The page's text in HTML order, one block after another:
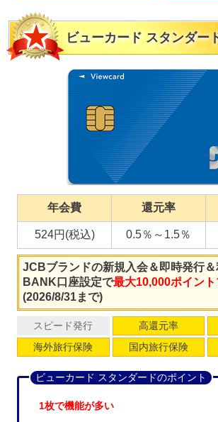
ビューカード スタンダー
年会費 還元率
524円(税込) 0.5％～1.5％
JCBブランドの新規入会＆即時発行
BANK口座設定で最大10,000ポイント
(2026/8/31まで)
スピード発行 高還元率
海外旅行保険
国内旅行保険
ビューカード スタンダードのポイント
1枚で機能が多い